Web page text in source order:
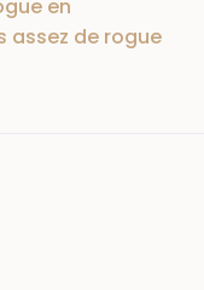
en
assez de rogue